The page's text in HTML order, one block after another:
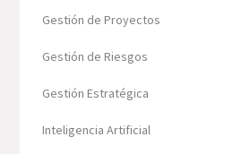
Gestión de Proyectos
Gestión de Riesgos
Gestión Estratégica
Inteligencia Artificial